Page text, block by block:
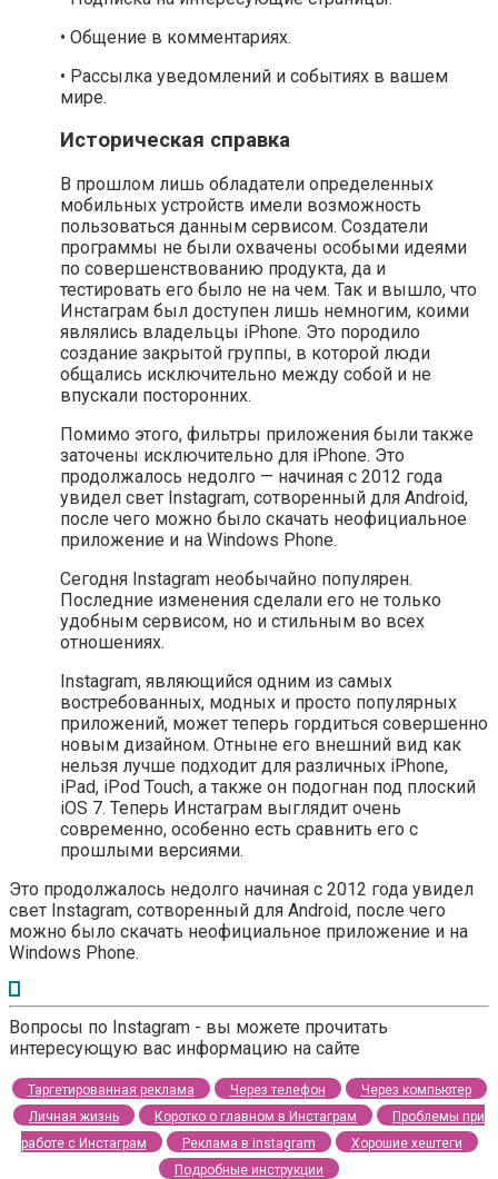
• Общение в комментариях.
• Рассылка уведомлений и событиях в вашем
мире.
Историческая справка
В прошлом лишь обладатели определенных
мобильных устройств имели возможность
пользоваться данным сервисом. Создатели
программы не были охвачены особыми идеями
по совершенствованию продукта, да и
тестировать его было не на чем. Так и вышло, что
Инстаграм был доступен лишь немногим, коими
являлись владельцы iPhone. Это породило
создание закрытой группы, в которой люди
общались исключительно между собой и не
впускали посторонних.
Помимо этого, фильтры приложения были также
заточены исключительно для iPhone. Это
продолжалось недолго — начиная с 2012 года
увидел свет Instagram, сотворенный для Android,
после чего можно было скачать неофициальное
приложение и на Windows Phone.
Сегодня Instagram необычайно популярен.
Последние изменения сделали его не только
удобным сервисом, но и стильным во всех
отношениях.
Instagram, являющийся одним из самых
востребованных, модных и просто популярных
приложений, может теперь гордиться совершенно
новым дизайном. Отныне его внешний вид как
нельзя лучше подходит для различных iPhone,
iPad, iPod Touch, а также он подогнан под плоский
iOS 7. Теперь Инстаграм выглядит очень
современно, особенно есть сравнить его с
прошлыми версиями.
Это продолжалось недолго начиная с 2012 года увидел
свет Instagram, сотворенный для Android, после чего
можно было скачать неофициальное приложение и на
Windows Phone.
Вопросы по Instagram - вы можете прочитать
интересующую вас информацию на сайте
Таргетированная реклама Через телефон
Через компьютер
Личная жизнь
Коротко о главном в Инстаграм
Проблемы при
работе с Инстаграм
Реклама в instagram
Хорошие хештеги
Подробные инструкции